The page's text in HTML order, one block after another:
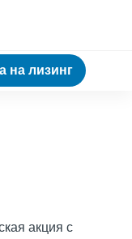
на лизинг
акция с